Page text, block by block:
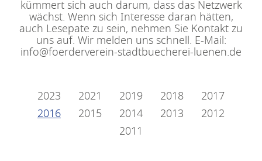
kümmert sich auch darum, dass das Netzwerk
wächst. Wenn sich Interesse daran hätten,
auch Lesepate zu sein, nehmen Sie Kontakt zu
uns auf. Wir melden uns schnell. E-Mail:
info@foerderverein-stadtbuecherei-luenen.de
2023 2021 2019 2018
2017
2016
2015 2014 2013
2012
2011